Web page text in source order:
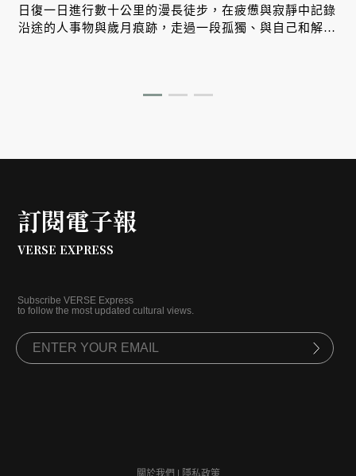
日復一日進行數十公里的漫長徒步，在疲憊與寂靜中記錄
沿途的人事物與歲月痕跡，走過一段孤獨、與自己和解的
訂閱電子報
VERSE EXPRESS
Subscribe VERSE Express
to follow the most updated cultural views.
關於我們 | 隱私政策